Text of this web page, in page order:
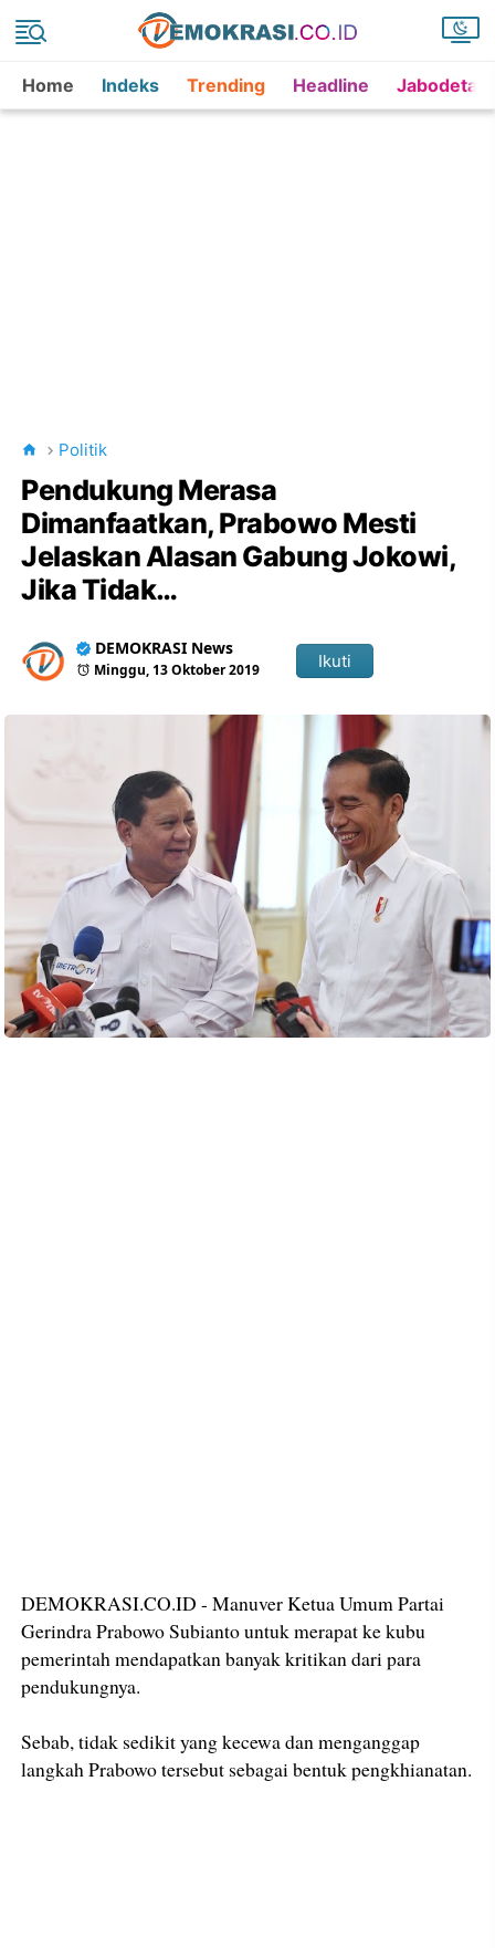
Home Indeks Trending Headline
Politik
Pendukung Merasa
Dimanfaatkan, Prabowo Mesti
Jelaskan Alasan Gabung Jokowi,
Jika Tidak…
DEMOKRASI News
Minggu, 13 Oktober 2019 Ikuti
DEMOKRASI.CO.ID - Manuver Ketua Umum Partai
Gerindra Prabowo Subianto untuk merapat ke kubu
pemerintah mendapatkan banyak kritikan dari para
pendukungnya.
Sebab, tidak sedikit yang kecewa dan menganggap
langkah Prabowo tersebut sebagai bentuk pengkhianatan.